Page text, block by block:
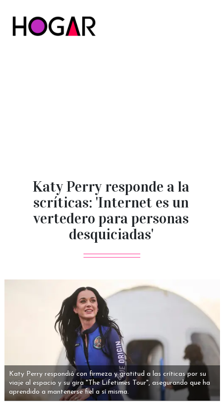
Katy Perry responde a la
scríticas: 'Internet es un
vertedero para personas
desquiciadas'
Katy Perry respondió con firmeza y gratitud a las críticas por su
viaje al espacio y su gira "The Lifetimes Tour", asegurando que ha
aprendido a mantenerse fiel a sí misma.